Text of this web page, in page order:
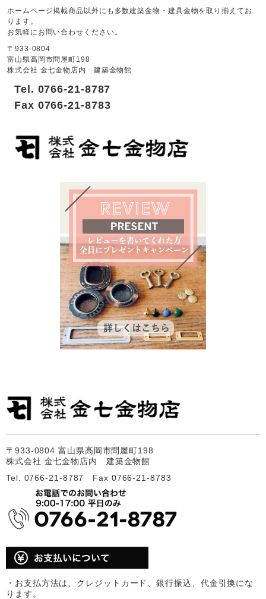
ホームページ掲載商品以外にも多数建築金物・建具金物を取り揃えてお
ります。
お気軽にお問い合わせください。
〒933-0804
富山県高岡市問屋町198
株式会社 金七金物店内 建築金物館
Tel. 0766-21-8787
Fax 0766-21-8783
〒933-0804 富山県高岡市問屋町198
株式会社 金七金物店内 建築金物館
Tel. 0766-21-8787 Fax 0766-21-8783
・お支払方法は、クレジットカード、銀行振込、代金引換にな
ります。